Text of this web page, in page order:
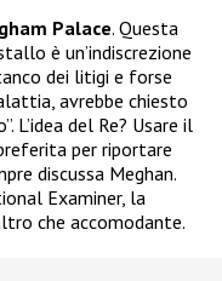
Palace. Questa
è un’indiscrezione
dei litigi e forse
avrebbe chiesto
L’idea del Re? Usare il
per riportare
discussa Meghan.
Examiner, la
che accomodante.